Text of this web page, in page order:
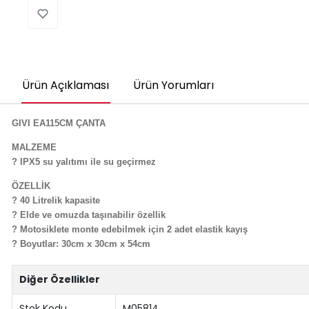
Ürün Açıklaması Ürün Yorumları
GIVI EA115CM ÇANTA
MALZEME
? IPX5 su yalıtımı ile su geçirmez
ÖZELLİK
? 40 Litrelik kapasite
? Elde ve omuzda taşınabilir özellik
? Motosiklete monte edebilmek için 2 adet elastik kayış
? Boyutlar: 30cm x 30cm x 54cm
Diğer Özellikler